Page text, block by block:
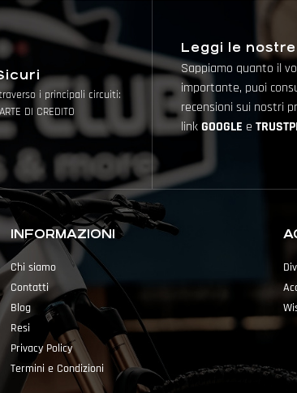
i principali circuiti:
DI CREDITO
Leggi le
Sappiamo quanto il
importante, puoi
recensioni sui nostri
linkGOOGLE e
INFORMAZIONI
Chi siamo
Contatti
Blog
Resi
Privacy Policy
Termini e Condizioni